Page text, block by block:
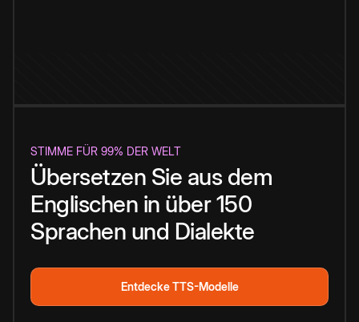
STIMME FÜR 99% DER WELT
Übersetzen Sie aus dem
Englischen in über 150
Sprachen und Dialekte
Entdecke TTS-Modelle